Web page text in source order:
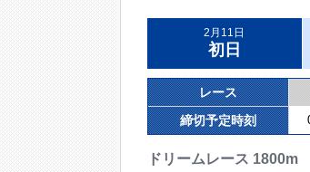
2月11日
初日
レース
締切予定時刻
ドリームレース 1800m